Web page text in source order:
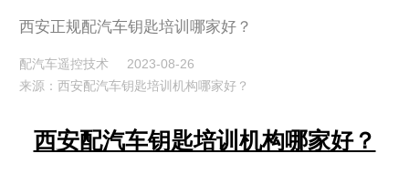
西安正规配汽车钥匙培训哪家好？
配汽车遥控技术
2023-08-26
来源：西安配汽车钥匙培训机构哪家好？
西安配汽车钥匙培训机构哪家好？